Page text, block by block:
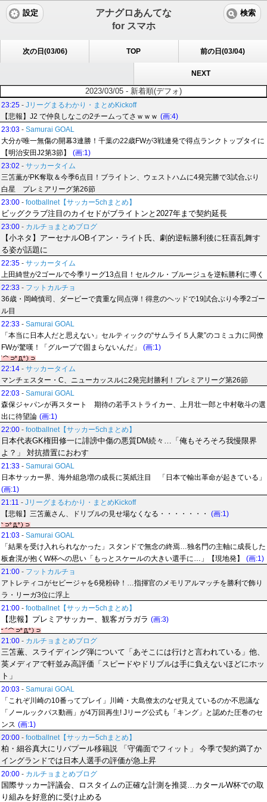
アナグロあんてな
for スマホ
設定 検索
次の日(03/06) TOP 前の日(03/04)
NEXT
2023/03/05 - 新着順(デフォ)
23:25 - Jリーグまるわかり・まとめKickoff
【悲報】J2 で仲良しなこの2チームってさｗｗｗ (画:4)
23:03 - Samurai GOAL
大分が唯一無傷の開幕3連勝！千葉の22歳FWが3戦連発で得点ランクトップタイに
【明治安田J2第3節】
(画:1)
23:02 - サッカータイム
三笘薫がPK奪取＆今季6点目！ブライトン、ウェストハムに4発完勝で3試合ぶり
白星 プレミアリーグ第26節
23:00 - footballnet【サッカー5chまとめ】
ビッグクラブ注目のカイセドがブライトンと2027年まで契約延長
23:00 - カルチョまとめブログ
【小ネタ】アーセナルOBイアン・ライト氏、劇的逆転勝利後に狂喜乱舞す
る姿が話題に
22:35 - サッカータイム
上田綺世が2ゴールで今季リーグ13点目！セルクル・ブルージュを逆転勝利に導く
22:33 - フットカルチョ
36歳・岡崎慎司、ダービーで貴重な同点弾！得意のヘッドで19試合ぶり今季2ゴー
ル目
22:33 - Samurai GOAL
「本当に日本人だと思えない」セルティックの“サムライ５人衆”のコミュ力に同僚
FWが驚嘆！「グループで固まらないんだ」
(画:1)
22:14 - サッカータイム
マンチェスター・C、ニューカッスルに2発完封勝利！プレミアリーグ第26節
22:03 - Samurai GOAL
森保ジャパンが再スタート 期待の若手ストライカー、上月壮一郎と中村敬斗の選
出に待望論 (画:1)
22:00 - footballnet【サッカー5chまとめ】
日本代表GK権田修一に誹謗中傷の悪質DM続々…「俺もそろそろ我慢限界
よ？」 対抗措置におわす
21:33 - Samurai GOAL
日本サッカー界、海外組急増の成長に英紙注目 「日本で輸出革命が起きている」
(画:1)
21:11 - Jリーグまるわかり・まとめKickoff
【悲報】三笘薫さん、ドリブルの見せ場なくなる・・・・・・・
(画:1)
21:03 - Samurai GOAL
「結果を受け入れられなかった」スタンドで無念の終焉…独名門の主軸に成長した
板倉滉が抱くW杯への思い「もっとスケールの大きい選手に…」【現地発】
(画:1)
21:00 - フットカルチョ
アトレティコがセビージャを6発粉砕！…指揮官のメモリアルマッチを勝利で飾り
ラ・リーガ3位に浮上
21:00 - footballnet【サッカー5chまとめ】
【悲報】プレミアサッカー、観客ガラガラ (画:3)
21:00 - カルチョまとめブログ
三笘薫、スライディング弾について「あそこには行けと言われている」他、
英メディアで軒並み高評価「スピードやドリブルは手に負えないほどにホッ
ト」
20:03 - Samurai GOAL
「これぞ川崎の10番ってプレイ」川崎・大島僚太のなぜ見えているのか不思議な
「ノールックパス動画」が4万回再生! Jリーグ公式も「キング」と認めた圧巻のセ
ンス (画:1)
20:00 - footballnet【サッカー5chまとめ】
柏・細谷真大にリバプール移籍説 「守備面でフィット」 今季で契約満了か
イングランドでは日本人選手の評価が急上昇
20:00 - カルチョまとめブログ
国際サッカー評議会、ロスタイムの正確な計測を推奨…カタールW杯での取
り組みを好意的に受け止める